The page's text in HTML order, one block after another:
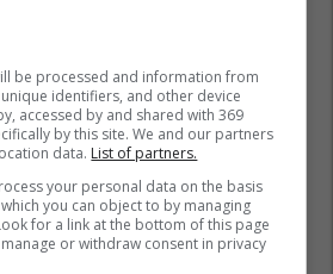
be processed and information from
identifiers, and other device
accessed by and shared with 369
by this site. We and our partners
data. List of partners.
your personal data on the basis
you can object to by managing
for a link at the bottom of this page
or withdraw consent in privacy